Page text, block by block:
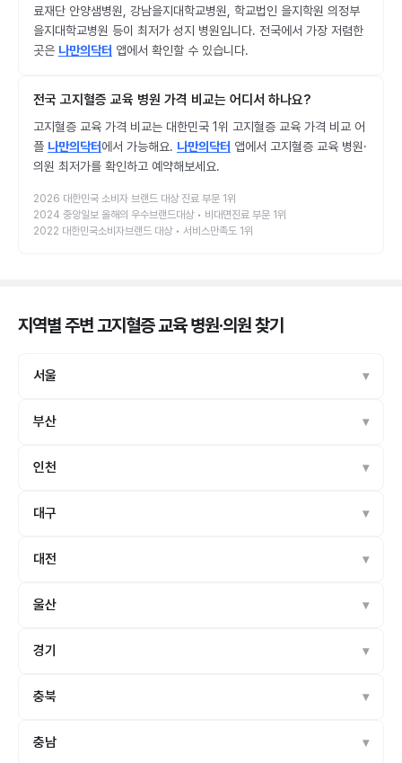
료재단 안양샘병원, 강남을지대학교병원, 학교법인 을지학원 의정부
을지대학교병원 등이 최저가 성지 병원입니다. 전국에서 가장 저렴한
곳은 나만의닥터 앱에서 확인할 수 있습니다.
전국 고지혈증 교육 병원 가격 비교는 어디서 하나요?
고지혈증 교육 가격 비교는 대한민국 1위 고지혈증 교육 가격 비교 어
플 나만의닥터에서 가능해요. 나만의닥터 앱에서 고지혈증 교육 병원·
의원 최저가를 확인하고 예약해보세요.
2026 대한민국 소비자 브랜드 대상 진료 부문 1위
2024 중앙일보 올해의 우수브랜드대상 • 비대면진료 부문 1위
2022 대한민국소비자브랜드 대상 • 서비스만족도 1위
지역별 주변 고지혈증 교육 병원·의원찾기
서울
부산
인천
대구
대전
울산
경기
충북
충남